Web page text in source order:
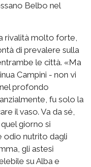
Belbo nel
rivalità molto forte,
di prevalere sulla
le città. «Ma
Campini - non vi
profondo
fu solo la
il vaso. Va da sé,
giorno si
odio nutrito dagli
gli astesi
su Alba e